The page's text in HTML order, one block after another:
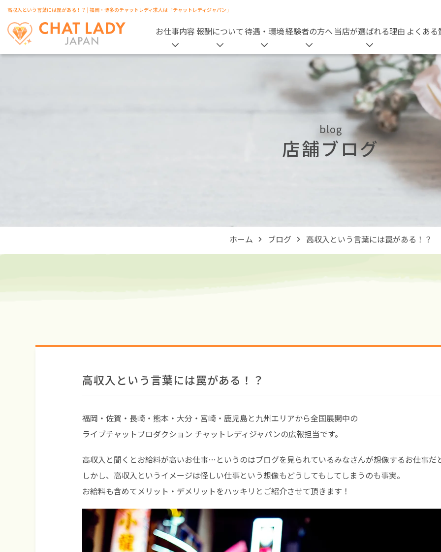
高収入という言葉には罠がある！？ | 福岡・博多のチャットレディ求人は「チャットレディジャパン」
お仕事内容 報酬について待遇・環境経験者の方へ 当店が選ばれる理由 よくある
blog
店舗ブログ
ホーム ブログ 高収入という言葉には罠がある！？
高収入という言葉には罠がある！？
福岡・佐賀・長崎・熊本・大分・宮崎・鹿児島と九州エリアから全国展開中の
ライブチャットプロダクション チャットレディジャパンの広報担当です。
高収入と聞くとお給料が高いお仕事…というのはブログを見られているみなさんが想像するお仕事
しかし、高収入というイメージは怪しい仕事という想像もどうしてもしてしまうのも事実。
お給料も含めてメリット・デメリットをハッキリとご紹介させて頂きます！